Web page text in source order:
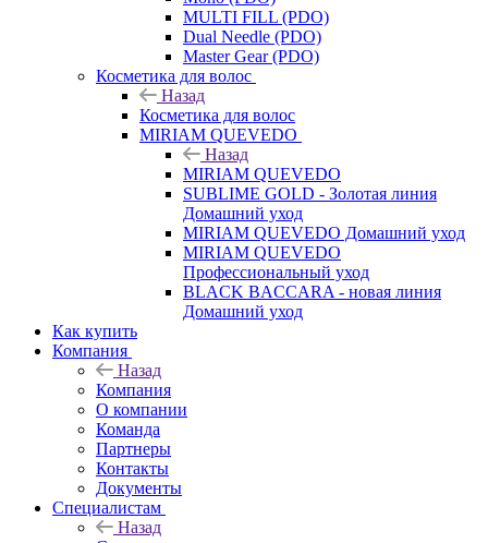
MULTI FILL (PDO)
Dual Needle (PDO)
Master Gear (PDO)
Косметика для волос
Назад
Косметика для волос
MIRIAM QUEVEDO
Назад
MIRIAM QUEVEDO
SUBLIME GOLD - Золотая линия
Домашний уход
MIRIAM QUEVEDO Домашний уход
MIRIAM QUEVEDO
Профессиональный уход
BLACK BACCARA - новая линия
Домашний уход
Как купить
Компания
Назад
Компания
О компании
Команда
Партнеры
Контакты
Документы
Специалистам
Назад